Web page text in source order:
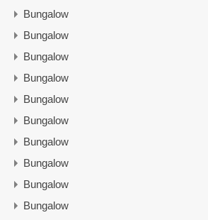
Bungalow
Bungalow
Bungalow
Bungalow
Bungalow
Bungalow
Bungalow
Bungalow
Bungalow
Bungalow